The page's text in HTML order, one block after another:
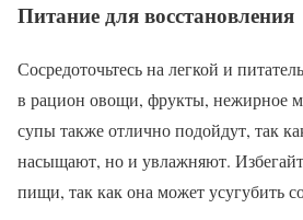
Питание для восстановления
Сосредоточьтесь на легкой и
в рацион овощи, фрукты, нежирное
супы также отлично подойдут, так
насыщают, но и увлажняют.
пищи, так как она может усугубить